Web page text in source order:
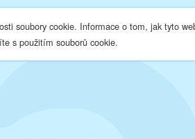
soubory cookie. Informace o tom, jak tyto
s použitím souborů cookie.